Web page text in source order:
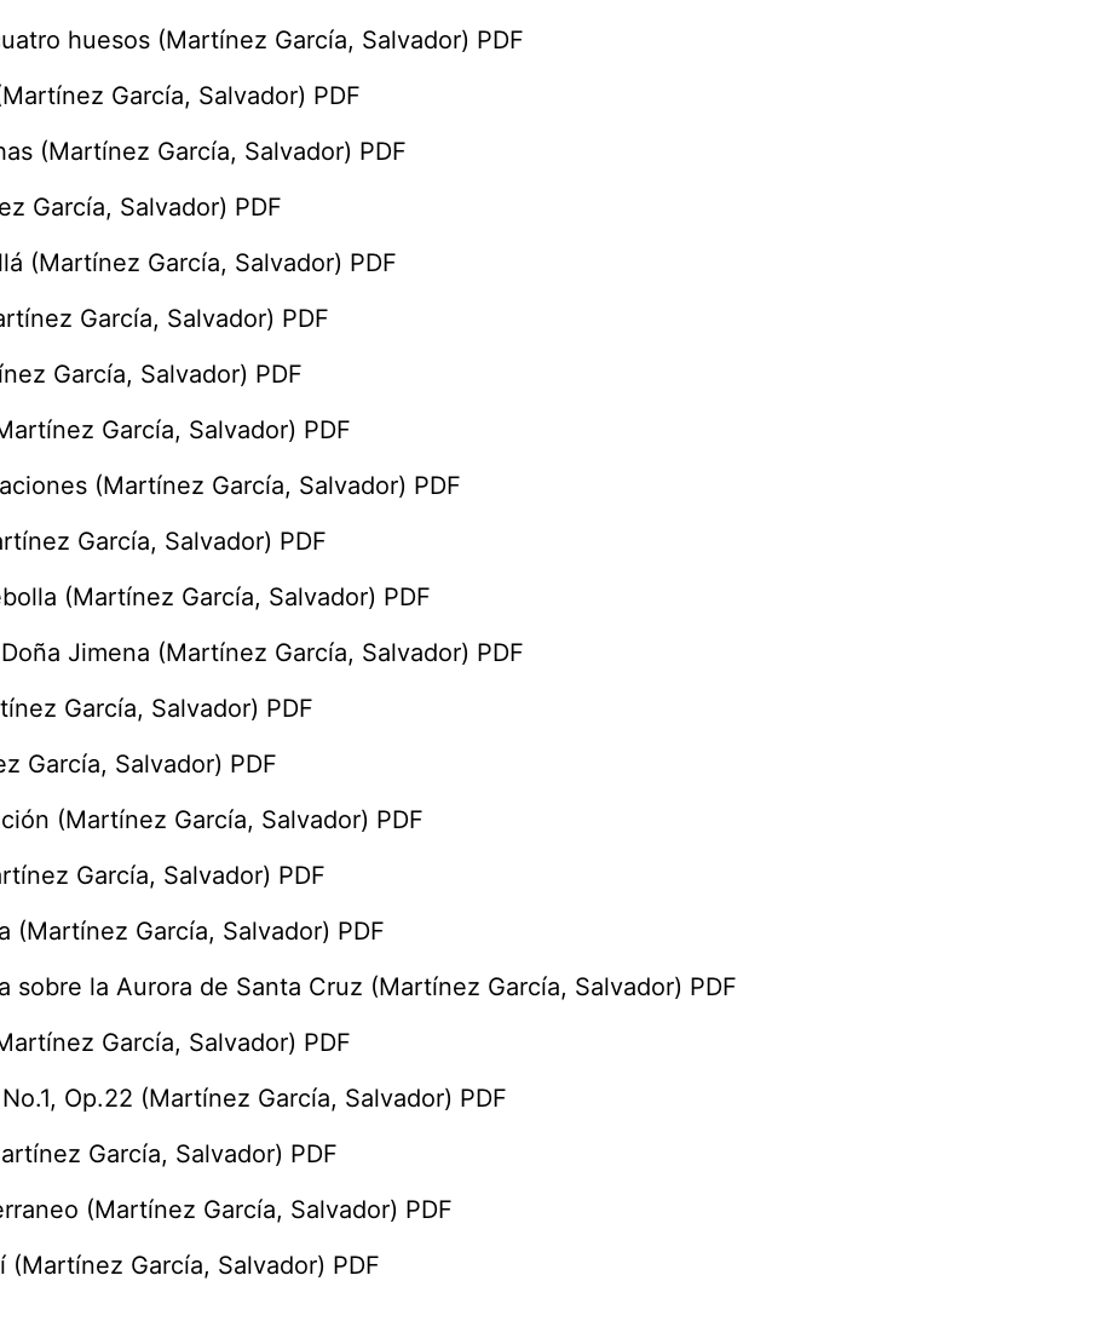
huesos (Martínez García, Salvador) PDF
García, Salvador) PDF
(Martínez García, Salvador) PDF
García, Salvador) PDF
(Martínez García, Salvador) PDF
García, Salvador) PDF
García, Salvador) PDF
García, Salvador) PDF
(Martínez García, Salvador) PDF
García, Salvador) PDF
(Martínez García, Salvador) PDF
Jimena (Martínez García, Salvador) PDF
García, Salvador) PDF
García, Salvador) PDF
(Martínez García, Salvador) PDF
García, Salvador) PDF
(Martínez García, Salvador) PDF
sobre la Aurora de Santa Cruz (Martínez García, Salvador) PDF
García, Salvador) PDF
Op.22 (Martínez García, Salvador) PDF
García, Salvador) PDF
(Martínez García, Salvador) PDF
(Martínez García, Salvador) PDF